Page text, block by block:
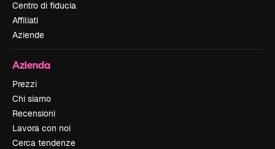
Centro di fiducia
Affiliati
Aziende
Azienda
Prezzi
Chi siamo
Recensioni
Lavora con noi
Cerca tendenze